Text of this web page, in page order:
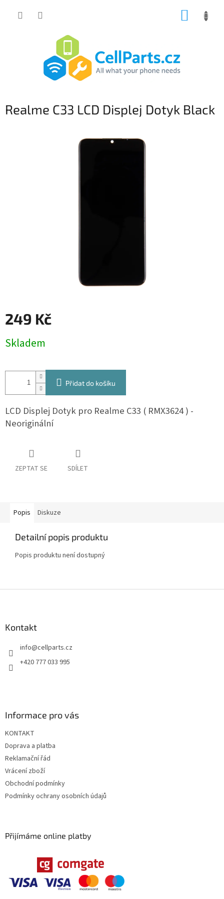
Realme C33 LCD Displej Dotyk Black
249 Kč
cena:
Skladem
Přidat do košíku
LCD Displej Dotyk pro Realme C33 ( RMX3624 ) -
Neoriginální
ZEPTAT SE SDÍLET
Popis Diskuze
Detailní popis produktu
Popis produktu není dostupný
Kontakt
info@cellparts.cz
+420 777 033 995
Informace pro vás
KONTAKT
Doprava a platba
Reklamační řád
Vrácení zboží
Obchodní podmínky
Podmínky ochrany osobních údajů
Přijímáme online platby